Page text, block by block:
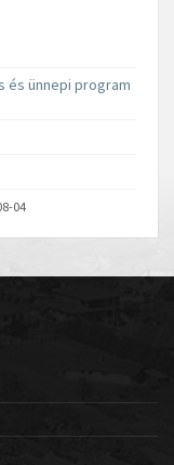
és ünnepi program
04